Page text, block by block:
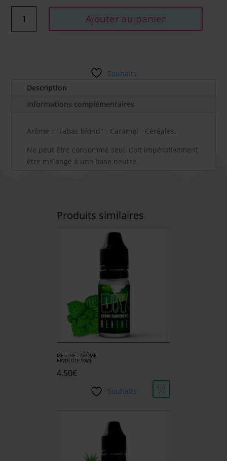
SWEET
30ML
Ajouter au panier
Souhaits
Description
Informations complémentaires
Arôme : "Tabac blond" - Caramel - Céréales.
Ne peut être consommé seul, doit impérativement
être mélangé à une base neutre.
Produits similaires
MENTHE – ARÔME
REVOLUTE 10ML
4.50€
Souhaits